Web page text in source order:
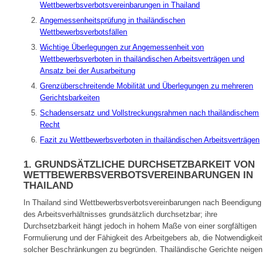
Wettbewerbsverbotsvereinbarungen in Thailand
Angemessenheitsprüfung in thailändischen
Wettbewerbsverbotsfällen
Wichtige Überlegungen zur Angemessenheit von
Wettbewerbsverboten in thailändischen Arbeitsverträgen und
Ansatz bei der Ausarbeitung
Grenzüberschreitende Mobilität und Überlegungen zu mehreren
Gerichtsbarkeiten
Schadensersatz und Vollstreckungsrahmen nach thailändischem
Recht
Fazit zu Wettbewerbsverboten in thailändischen Arbeitsverträgen
1. GRUNDSÄTZLICHE DURCHSETZBARKEIT VON
WETTBEWERBSVERBOTSVEREINBARUNGEN IN
THAILAND
In Thailand sind Wettbewerbsverbotsvereinbarungen nach Beendigung
des Arbeitsverhältnisses grundsätzlich durchsetzbar; ihre
Durchsetzbarkeit hängt jedoch in hohem Maße von einer sorgfältigen
Formulierung und der Fähigkeit des Arbeitgebers ab, die Notwendigkeit
solcher Beschränkungen zu begründen. Thailändische Gerichte neigen